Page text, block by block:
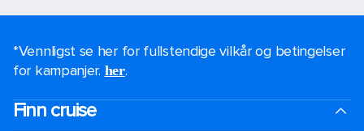
*Vennligst se her for fullstendige vilkår og betingelser
for kampanjer. her.
Finn cruise